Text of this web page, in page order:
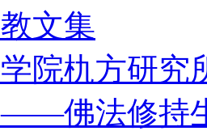
文集
院朹方研究
佛法修持